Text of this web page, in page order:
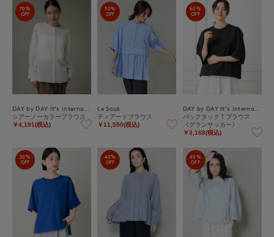
70%
OFF
シアーノーカラーブラウス
￥4,191(税込)
50%
OFF
Le Souk
ティアードブラウス
￥11,550(税込)
60%
OFF
バックタックＴブラウス
《グランサッカー》
￥3,168(税込)
20%
OFF
40%
OFF
40%
OFF